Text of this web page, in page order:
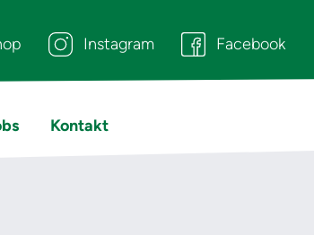
Instagram Facebook
Kontakt